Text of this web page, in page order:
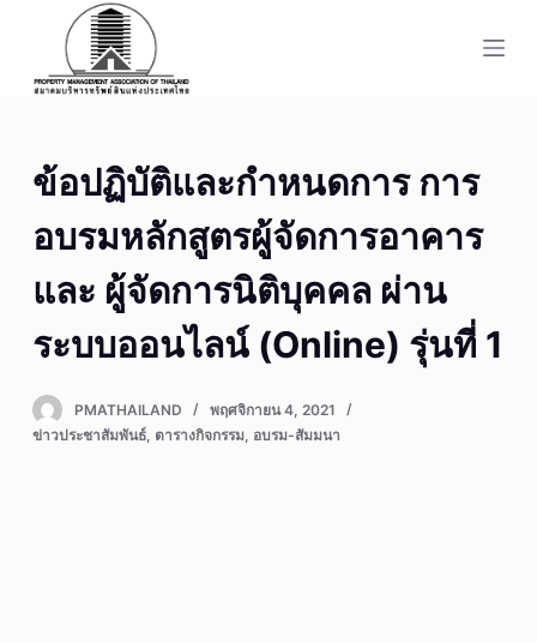
o
e
ข้อปฏิบัติและกำหนดการ การ
อบรมหลักสูตรผู้จัดการอาคาร
และ ผู้จัดการนิติบุคคล ผ่าน
ระบบออนไลน์ (Online) รุ่นที่ 1
PMATHAILAND
พฤศจิกายน 4, 2021
ข่าวประชาสัมพันธ์, ตารางกิจกรรม, อบรม-สัมมนา